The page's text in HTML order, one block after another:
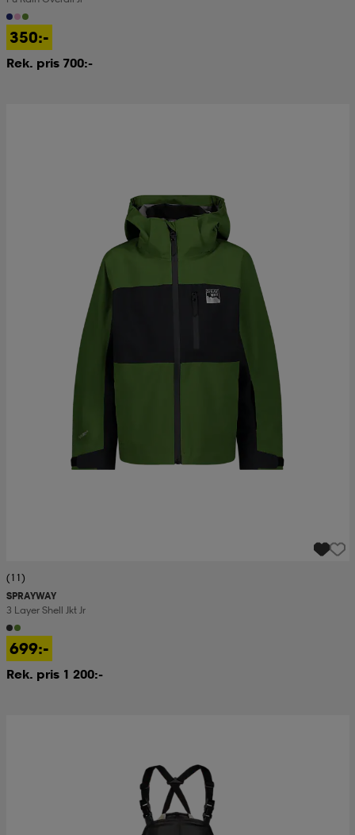
350:-
Rek. pris 700:-
(11)
SPRAYWAY
3 Layer Shell Jkt Jr
699:-
Rek. pris 1 200:-